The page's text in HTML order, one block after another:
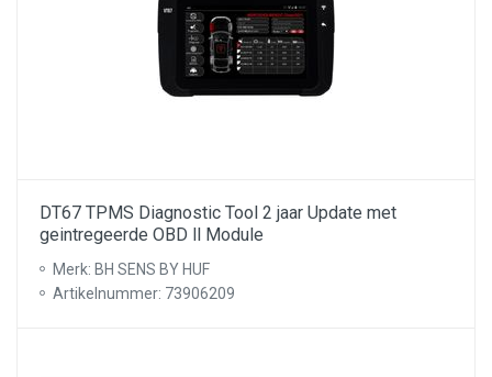
DT67 TPMS Diagnostic Tool 2 jaar Update met
geintregeerde OBD ll Module
Merk: BH SENS BY HUF
Artikelnummer: 73906209